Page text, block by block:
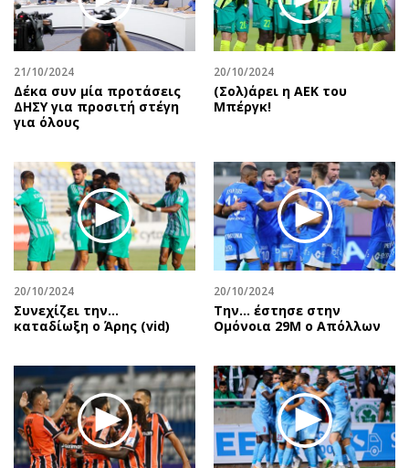
Ελλάδα
Κόσμος
Παράξενα
Πολιτισμός
Σινεμά
Μουσική
Εικαστικά
Βιβλίο
Χειρόγραφα
Συνταγές
Έξοδος
Media
Εκπομπές
Uncut
Προσφορές
Προσωπικότητες στην ''Κ''
Επιστολές
21/10/2024
Δέκα συν μία προτάσεις
ΔΗΣΥ για προσιτή στέγη
για όλους
20/10/2024
(Σολ)άρει η ΑΕΚ του
Μπέργκ!
20/10/2024
Συνεχίζει την…
καταδίωξη ο Άρης (vid)
20/10/2024
Την… έστησε στην
Ομόνοια 29Μ ο Απόλλων